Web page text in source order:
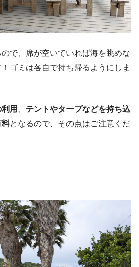
で、席が空いていれば海を眺めな
ゴミは各自で持ち帰るようにしま
用
テントやタープなどを持ち込
料となるので、その点はご注意くだ